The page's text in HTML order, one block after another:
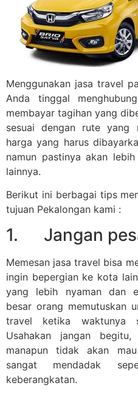
Menggunakan jasa travel
Anda tinggal
membayar tagihan yang
sesuai dengan rute yang
harga yang harus
namun pastinya akan
lainnya.
Berikut ini berbagai tips
tujuan Pekalongan kami :
1. Jangan
Memesan jasa travel bisa
ingin bepergian ke kota
yang lebih nyaman dan
besar orang memutuskan
travel ketika waktunya
Usahakan jangan
manapun tidak akan
sangat mendadak
keberangkatan.